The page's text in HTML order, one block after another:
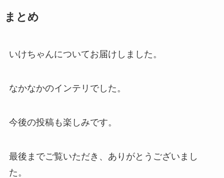
まとめ
いけちゃんについてお届けしました。
なかなかのインテリでした。
今後の投稿も楽しみです。
最後までご覧いただき、ありがとうございまし
た。